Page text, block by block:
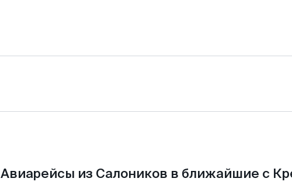
Авиарейсы из Салоников в ближайшие с